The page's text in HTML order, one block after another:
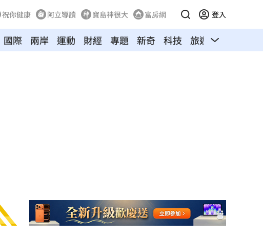
祝你健康 阿立導讀 寶島神很大 富房網 登入
國際 兩岸 運動 財經 專題 新奇 科技 旅遊 汽車